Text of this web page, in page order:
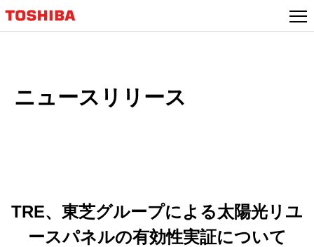
ン
プ
ニュースリリース
TRE、東芝グループによる太陽光リユ
ースパネルの有効性実証について